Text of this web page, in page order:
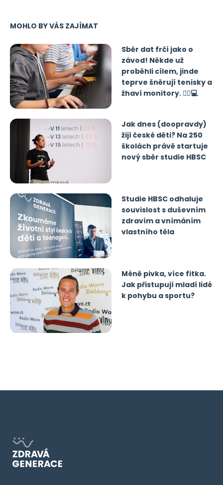
MOHLO BY VÁS ZAJÍMAT
Sběr dat frčí jako o
závod! Někde už
proběhli cílem, jinde
teprve šněrují tenisky a
žhaví monitory. 🏃‍♂️💻
Jak dnes (doopravdy)
žijí české děti? Na 250
školách právě startuje
nový sběr studie HBSC
Studie HBSC odhaluje
souvislost s duševním
zdravím a vnímáním
vlastního těla
Méně pivka, více fitka.
Jak přistupují mladí lidé
k pohybu a sportu?